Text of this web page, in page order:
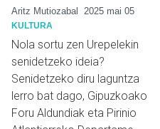
Aritz Mutiozabal 2025 mai 05
KULTURA
Nola sortu zen Urepelekin
senidetzeko ideia?
Senidetzeko diru laguntza
lerro bat dago, Gipuzkoako
Foru Aldundiak eta Pirinio